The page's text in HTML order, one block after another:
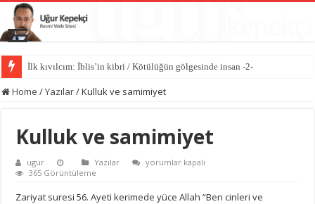
İlk kıvılcım: İblis’in kibri / Kötülüğün gölgesinde insan -2-
Kötülüğün anatomisi / Kötülüğün gölgesinde insan -1-
Home /Yazılar/Kulluk ve samimiyet
Kulluk ve samimiyet
ugur Yazılar
Kulluk
için
yorumlar kapalı
365 Görüntüleme
Zariyat suresi 56. Ayeti kerimede yüce Allah “Ben cinleri ve